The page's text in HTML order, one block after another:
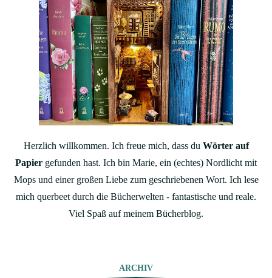
Herzlich willkommen. Ich freue mich, dass du Wörter auf
Papier gefunden hast. Ich bin Marie, ein (echtes) Nordlicht mit
Mops und einer großen Liebe zum geschriebenen Wort. Ich lese
mich querbeet durch die Bücherwelten - fantastische und reale.
Viel Spaß auf meinem Bücherblog.
ARCHIV